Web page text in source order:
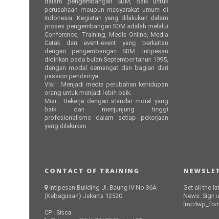
perusahaan maupun masyarakat umum di
Indonesia. Kegiatan yang dilakukan dalam
proses pengembangan SDM adalah melalui
Conference, Training, Media Online, Media
Cetak dan event-event yang berkaitan
dengan pengembangan SDM. Intipesan
didirikan pada bulan September tahun 1995,
dengan modal semangat dan bagian dari
passion pendirinya.
Visi : Menjadi media perubahan kehidupan
orang untuk menjadi lebih baik.
Misi : Bekerja dengan standar moral yang
baik dan menjunjung tinggi
profesionalisme dalam setiap pekerjaan
yang dilakukan.
CONTACT OF TRAINING
Intipesan Building Jl. Baung IV No.36A
(Kebagusan) Jakarta 12520.
CP : Sisca
Get all the
News. Sign